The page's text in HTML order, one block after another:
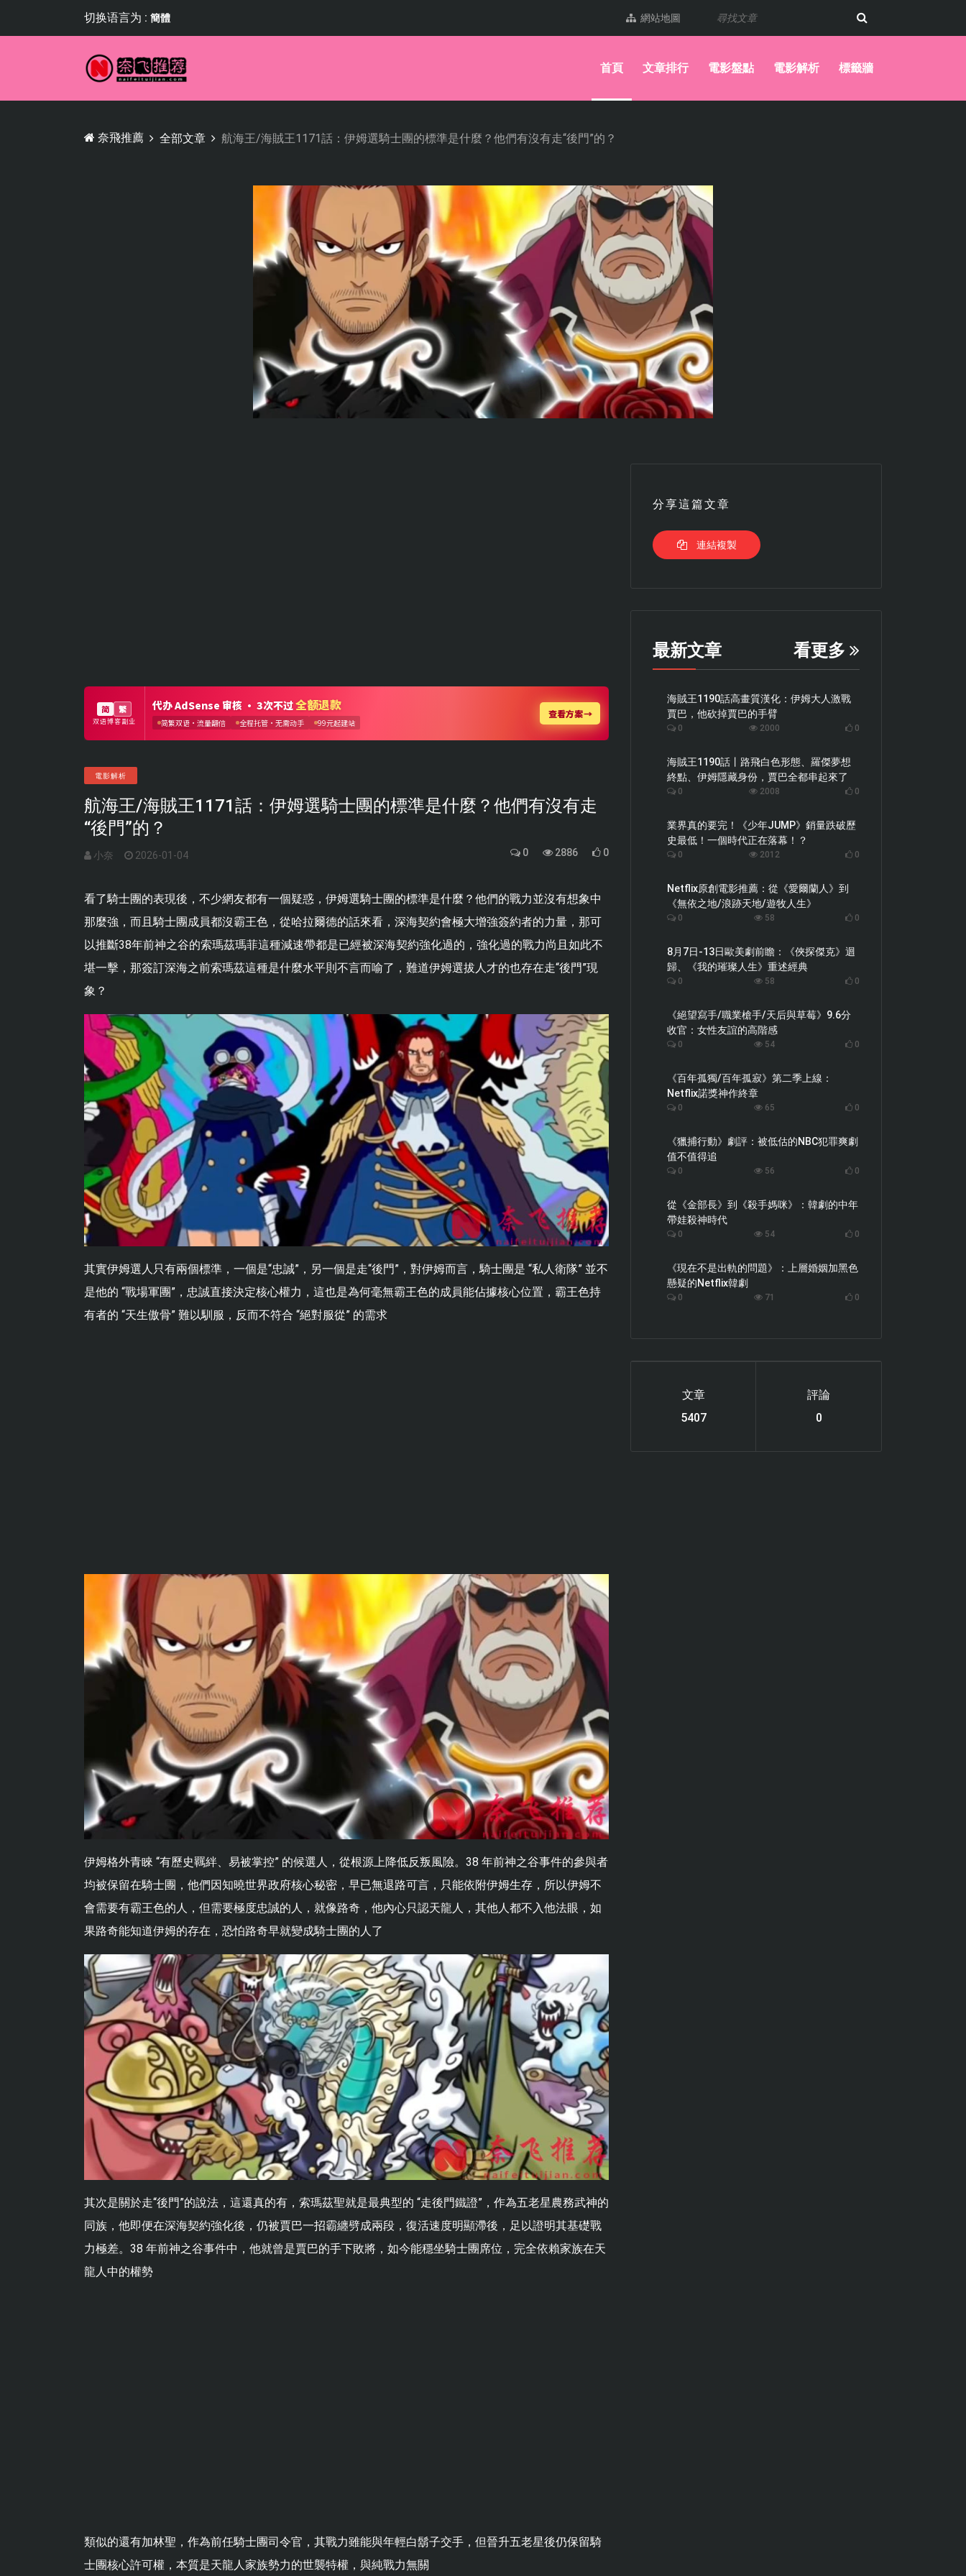
切换语言为 : 簡體 網站地圖
首頁 文章排行 電影盤點 電影解析 標籤牆
奈飛推薦 全部文章 航海王/海賊王1171話：伊姆選騎士團的標準是什麼？他們有沒有走“後門”的？
電影解析
航海王/海賊王1171話：伊姆選騎士團的標準是什麼？他們有沒有走
“後門”的？
小奈 2026-01-04 0 2886 0
看了騎士團的表現後，不少網友都有一個疑惑，伊姆選騎士團的標準是什麼？他們的戰力並沒有想象中
那麼強，而且騎士團成員都沒霸王色，從哈拉爾德的話來看，深海契約會極大增強簽約者的力量，那可
以推斷38年前神之谷的索瑪茲瑪菲這種減速帶都是已經被深海契約強化過的，強化過的戰力尚且如此不
堪一擊，那簽訂深海之前索瑪茲這種是什麼水平則不言而喻了，難道伊姆選拔人才的也存在走“後門”現
象？
其實伊姆選人只有兩個標準，一個是“忠誠”，另一個是走“後門”，對伊姆而言，騎士團是 “私人衛隊” 並不
是他的 “戰場軍團”，忠誠直接決定核心權力，這也是為何毫無霸王色的成員能佔據核心位置，霸王色持
有者的 “天生傲骨” 難以馴服，反而不符合 “絕對服從” 的需求
伊姆格外青睞 “有歷史羈絆、易被掌控” 的候選人，從根源上降低反叛風險。38 年前神之谷事件的參與者
均被保留在騎士團，他們因知曉世界政府核心秘密，早已無退路可言，只能依附伊姆生存，所以伊姆不
會需要有霸王色的人，但需要極度忠誠的人，就像路奇，他內心只認天龍人，其他人都不入他法眼，如
果路奇能知道伊姆的存在，恐怕路奇早就變成騎士團的人了
其次是關於走“後門”的說法，這還真的有，索瑪茲聖就是最典型的 “走後門鐵證”，作為五老星農務武神的
同族，他即便在深海契約強化後，仍被賈巴一招霸纏劈成兩段，復活速度明顯滯後，足以證明其基礎戰
力極差。38 年前神之谷事件中，他就曾是賈巴的手下敗將，如今能穩坐騎士團席位，完全依賴家族在天
龍人中的權勢
類似的還有加林聖，作為前任騎士團司令官，其戰力雖能與年輕白鬍子交手，但晉升五老星後仍保留騎
士團核心許可權，本質是天龍人家族勢力的世襲特權，與純戰力無關
分享這篇文章
連結複製
最新文章 看更多
海賊王1190話高畫質漢化：伊姆大人激戰
賈巴，他砍掉賈巴的手臂
0 2000 0
海賊王1190話丨路飛白色形態、羅傑夢想
終點、伊姆隱藏身份，賈巴全都串起來了
0 2008 0
業界真的要完！《少年JUMP》銷量跌破歷
史最低！一個時代正在落幕！？
0 2012 0
Netflix原創電影推薦：從《愛爾蘭人》到
《無依之地/浪跡天地/遊牧人生》
0 58 0
8月7日-13日歐美劇前瞻：《俠探傑克》迴
歸、《我的璀璨人生》重述經典
0 58 0
《絕望寫手/職業槍手/天后與草莓》9.6分
收官：女性友誼的高階感
0 54 0
《百年孤獨/百年孤寂》第二季上線：
Netflix諾獎神作終章
0 65 0
《獵捕行動》劇評：被低估的NBC犯罪爽劇
值不值得追
0 56 0
從《金部長》到《殺手媽咪》：韓劇的中年
帶娃殺神時代
0 54 0
《現在不是出軌的問題》：上層婚姻加黑色
懸疑的Netflix韓劇
0 71 0
文章
6122
評論
0